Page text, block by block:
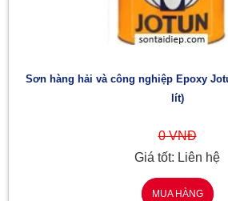
Sơn hàng hải và công nghiệp Epoxy Jotun Tankguard HB (20
lít)
0 VNĐ
Giá tốt: Liên hệ
MUA HÀNG